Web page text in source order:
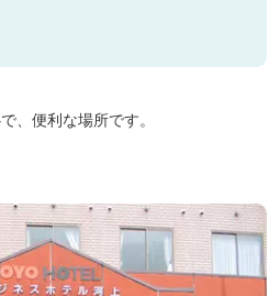
、便利な場所です。